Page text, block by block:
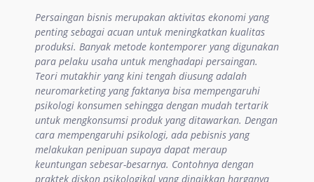
radio_button_unchecked Copyright
Notice
Privacy
Statement
Persaingan bisnis merupakan aktivitas ekonomi yang
penting sebagai acuan untuk meningkatkan kualitas
produksi. Banyak metode kontemporer yang digunakan
para pelaku usaha untuk menghadapi persaingan.
Teori mutakhir yang kini tengah diusung adalah
neuromarketing yang faktanya bisa mempengaruhi
psikologi konsumen sehingga dengan mudah tertarik
untuk mengkonsumsi produk yangditawarkan. Dengan
cara mempengaruhi psikologi, ada pebisnis yang
melakukan penipuan supaya dapat meraup
keuntungan sebesar-besarnya. Contohnya dengan
praktek diskon psikologikal yang dinaikkan harganya